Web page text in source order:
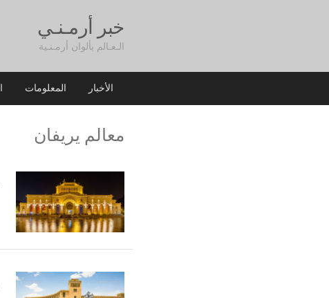
خبر أرمـنـي
الـعـالم بألوان أرمـنـية
الأخبار المعلومات
معالم يريفان